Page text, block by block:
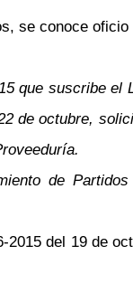
se conoce oficio
que suscribe el
de octubre,
de
del 19 de